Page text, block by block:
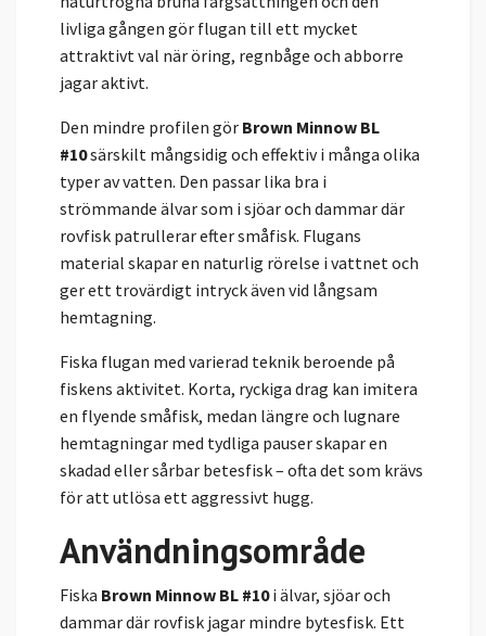
livliga gången gör flugan till ett mycket
attraktivt val när öring, regnbåge och abborre
jagar aktivt.
Den mindre profilen gör Brown Minnow BL
#10särskilt mångsidig och effektiv i många olika
typer av vatten. Den passar lika bra i
strömmande älvar som i sjöar och dammar där
rovfisk patrullerar efter småfisk. Flugans
material skapar en naturlig rörelse i vattnet och
ger ett trovärdigt intryck även vid långsam
hemtagning.
Fiska flugan med varierad teknik beroende på
fiskens aktivitet. Korta, ryckiga drag kan imitera
en flyende småfisk, medan längre och lugnare
hemtagningar med tydliga pauser skapar en
skadad eller sårbar betesfisk – ofta det som krävs
för att utlösa ett aggressivt hugg.
Användningsområde
Fiska Brown Minnow BL #10i älvar, sjöar och
dammar där rovfisk jagar mindre bytesfisk. Ett